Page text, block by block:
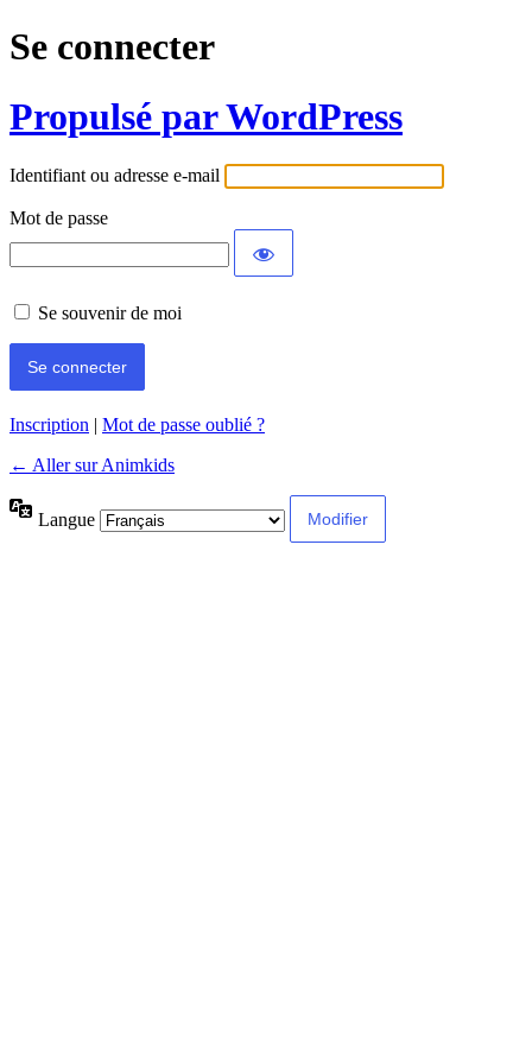
Se connecter
Propulsé par WordPress
Identifiant ou adresse e-mail
Mot de passe
Se souvenir de moi
Inscription | Mot de passe oublié ?
← Aller sur Animkids
Langue